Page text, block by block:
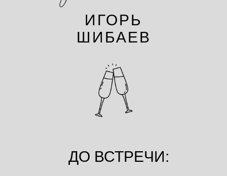
ИГОРЬ
ШИБАЕВ
ДО ВСТРЕЧИ: